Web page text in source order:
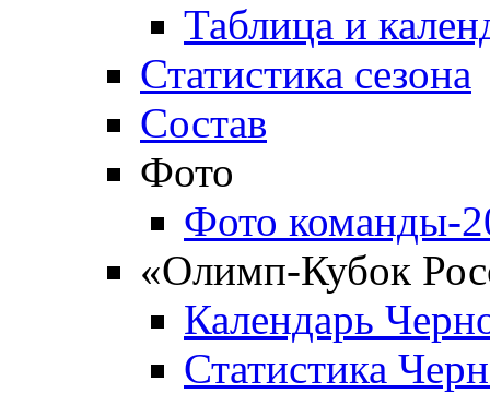
Таблица и
Статистика сезона
Состав
Фото
Фото команды-
«Олимп-Кубок
Календарь
Статистика